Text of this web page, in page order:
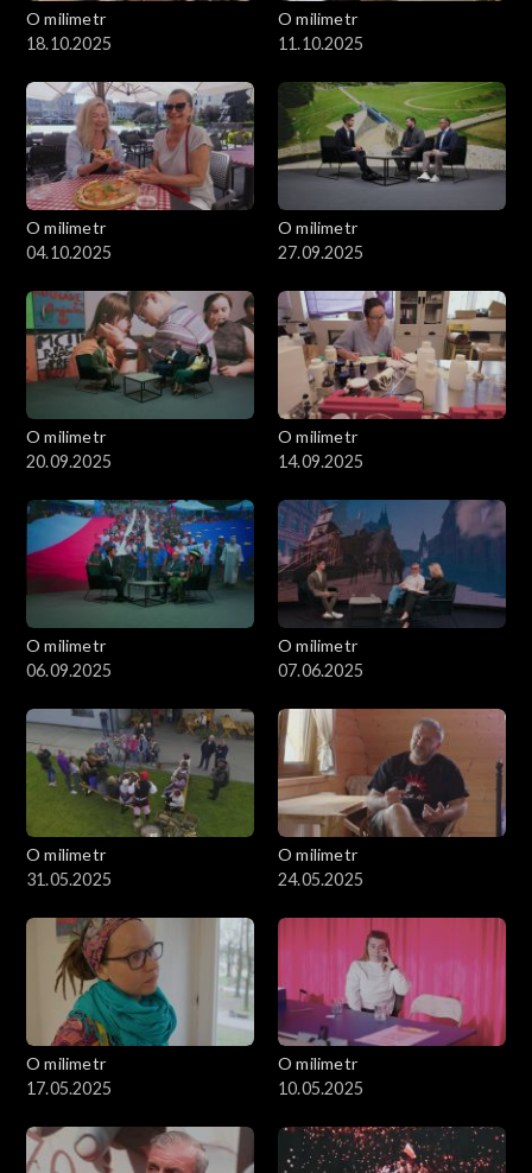
O milimetr
18.10.2025
O milimetr
11.10.2025
O milimetr
04.10.2025
O milimetr
27.09.2025
O milimetr
20.09.2025
O milimetr
14.09.2025
O milimetr
06.09.2025
O milimetr
07.06.2025
O milimetr
31.05.2025
O milimetr
24.05.2025
O milimetr
17.05.2025
O milimetr
10.05.2025